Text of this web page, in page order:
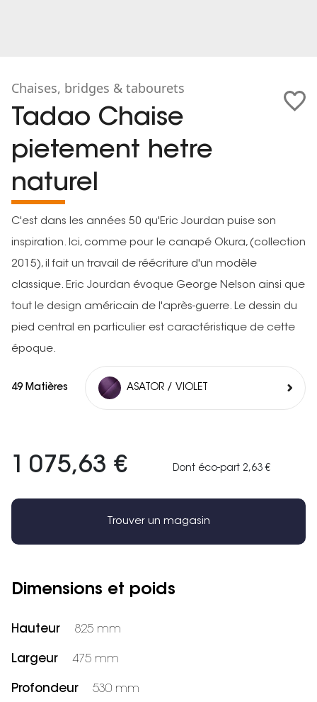
Chaises, bridges & tabourets
Tadao Chaise
pietement hetre
naturel
C'est dans les années 50 qu'Eric Jourdan puise son
inspiration. Ici, comme pour le canapé Okura, (collection
2015), il fait un travail de réécriture d'un modèle
classique. Eric Jourdan évoque George Nelson ainsi que
tout le design américain de l'après-guerre. Le dessin du
pied central en particulier est caractéristique de cette
époque.
49 Matières ASATOR / VIOLET
1 075,63 € Dont éco-part 2,63 €
Trouver un magasin
Dimensions et poids
Hauteur 825 mm
Largeur 475 mm
Profondeur 530 mm